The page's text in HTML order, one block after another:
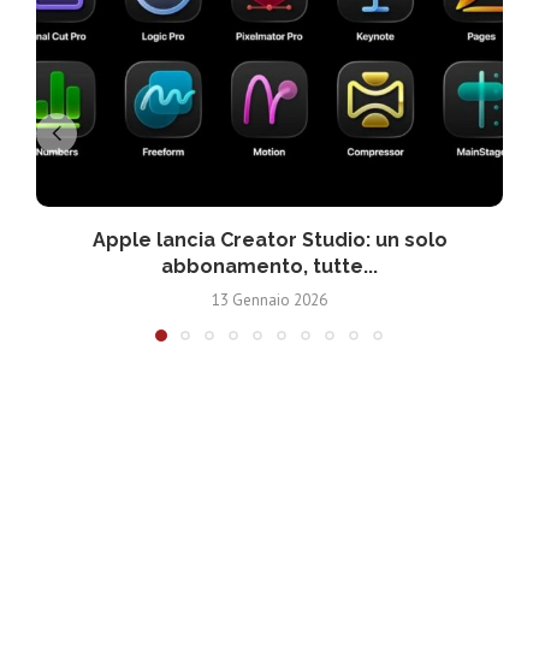
Apple lancia Creator Studio: un solo
abbonamento, tutte...
13 Gennaio 2026